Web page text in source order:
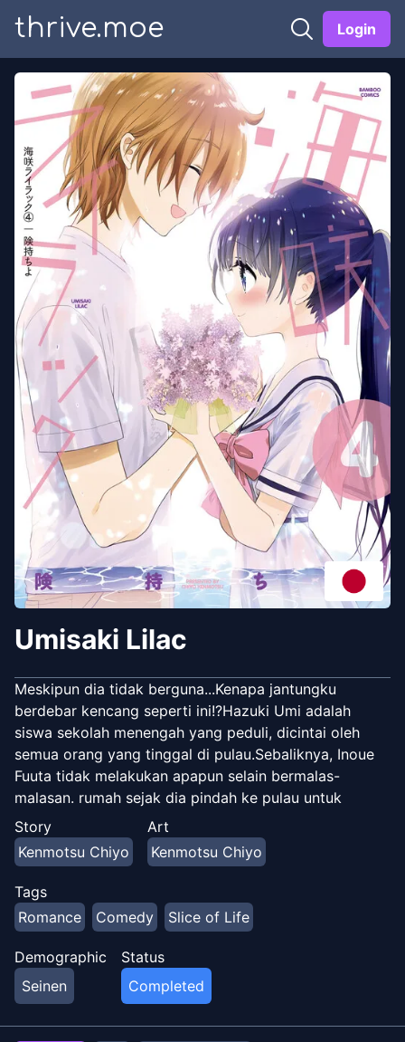
thrive.moe Login
Umisaki Lilac
Meskipun dia tidak berguna...Kenapa jantungku
berdebar kencang seperti ini!?Hazuki Umi adalah
siswa sekolah menengah yang peduli, dicintai oleh
semua orang yang tinggal di pulau.Sebaliknya, Inoue
Fuuta tidak melakukan apapun selain bermalas-
malasan. rumah sejak dia pindah ke pulau untuk
membuka wisma. Perbedaan usia 15 tahun yang luar
biasa terletak di antara mereka. Dia tidak memiliki
kelembutan, dia tidak dapat diandalkan sama
sekali...Namun, kata-katanya selalu berhasil membuat
jantungnya berdebar kencang, wajahnya memerah.
Story
Kenmotsu Chiyo
Art
Kenmotsu Chiyo
Tags
Romance
Comedy Slice of Life
Demographic
Seinen
Status
Completed